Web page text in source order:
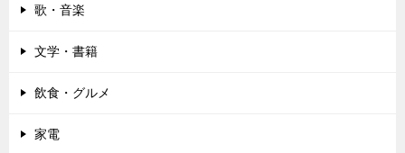
歌・音楽
文学・書籍
飲食・グルメ
家電